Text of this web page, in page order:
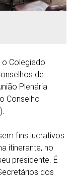
Colegiado
de
Plenária
Conselho
fins lucrativos.
itinerante, no
presidente. É
dos